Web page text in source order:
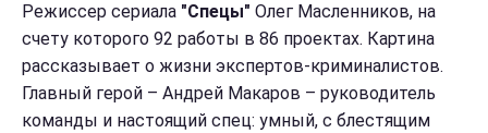
Режиссер сериала "Спецы" Олег Масленников, на
счету которого 92 работы в 86 проектах. Картина
рассказывает о жизни экспертов-криминалистов.
Главный герой – Андрей Макаров – руководитель
команды и настоящий спец: умный, с блестящим